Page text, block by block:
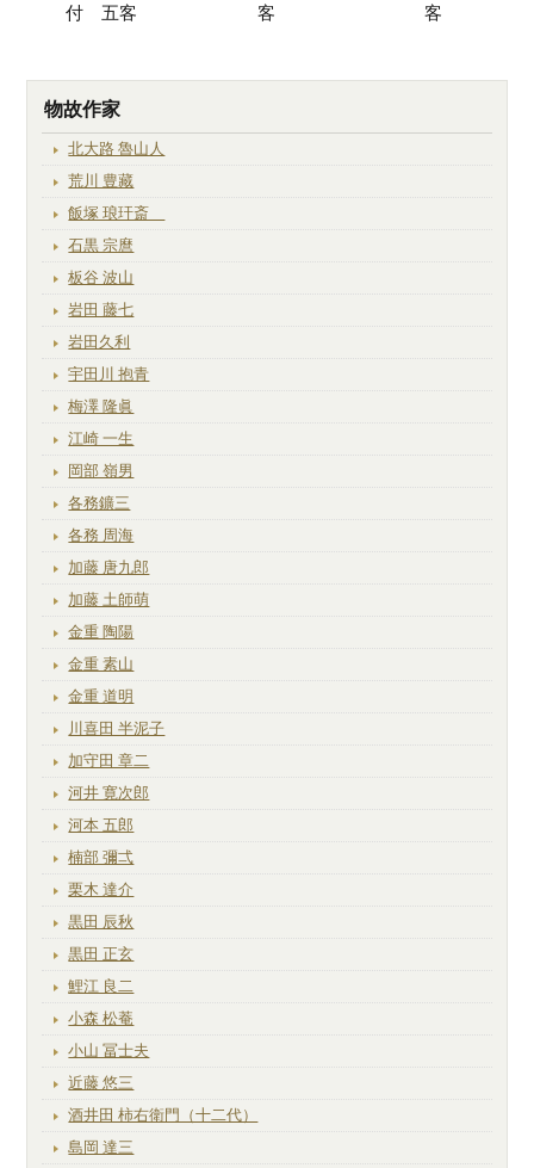
付 五客
客
客
物故作家
北大路 魯山人
荒川 豊藏
飯塚 琅玕斎
石黒 宗麿
板谷 波山
岩田 藤七
岩田久利
宇田川 抱青
梅澤 隆眞
江崎 一生
岡部 嶺男
各務鑛三
各務 周海
加藤 唐九郎
加藤 土師萌
金重 陶陽
金重 素山
金重 道明
川喜田 半泥子
加守田 章二
河井 寛次郎
河本 五郎
楠部 彌弌
栗木 達介
黒田 辰秋
黒田 正玄
鯉江 良二
小森 松菴
小山 冨士夫
近藤 悠三
酒井田 柿右衛門（十二代）
島岡 達三